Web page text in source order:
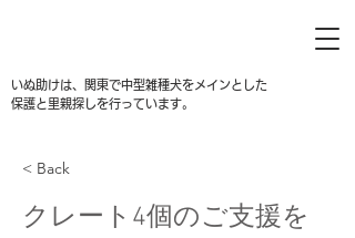
いぬ助けは、関東で中型雑種犬をメインとした
保護と里親探しを行っています。
< Back
クレート4個のご支援を